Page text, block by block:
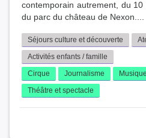
contemporain autrement, du
du parc du château de Nexon....
Séjours culture et découverte
Activités enfants / famille
Cirque
Journalisme
Théâtre et spectacle